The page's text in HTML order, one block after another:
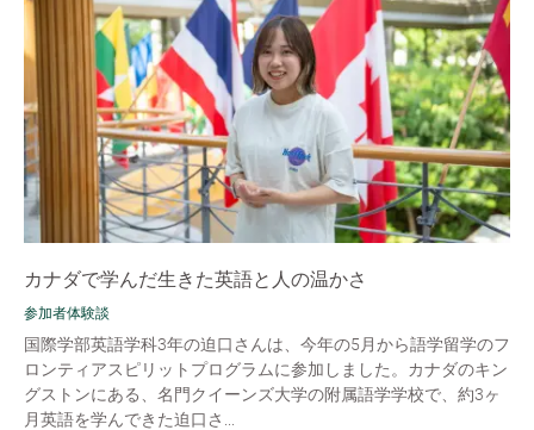
カナダで学んだ生きた英語と人の温かさ
参加者体験談
国際学部英語学科3年の迫口さんは、今年の5月から語学留学のフ
ロンティアスピリットプログラムに参加しました。カナダのキン
グストンにある、名門クイーンズ大学の附属語学学校で、約3ヶ
月英語を学んできた迫口さ...